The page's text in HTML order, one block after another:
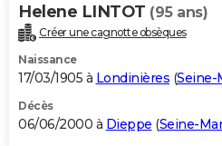
Helene LINTOT (95 ans)
Créer une cagnotte obsèques
Naissance
17/03/1905 à Londinières (Seine-
Décès
06/06/2000 à Dieppe (Seine-